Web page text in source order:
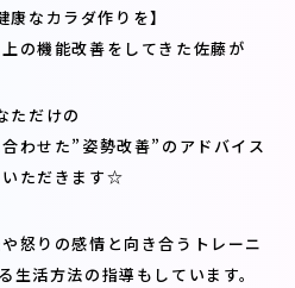
康なカラダ作りを】
の機能改善をしてきた佐藤が
ただけの
わせた”姿勢改善”のアドバイス
いただきます☆
怒りの感情と向き合うトレーニ
生活方法の指導もしています。